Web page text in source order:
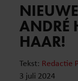
ANDRÉ
HAAR!
Tekst: Redactie
3 juli 2024